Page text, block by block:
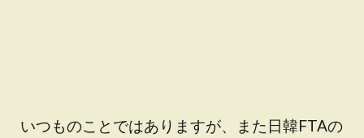
いつものことではありますが、また日韓FTAの